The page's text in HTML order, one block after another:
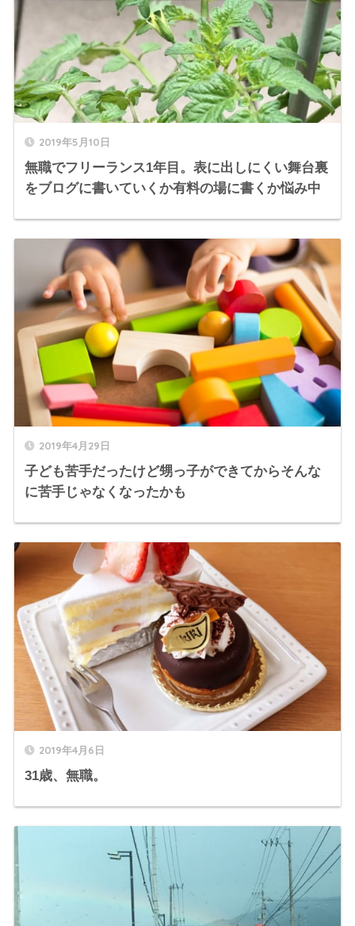
2019年5月10日
無職でフリーランス1年目。表に出しにくい舞台裏
をブログに書いていくか有料の場に書くか悩み中
2019年4月29日
子ども苦手だったけど甥っ子ができてからそんな
に苦手じゃなくなったかも
2019年4月6日
31歳、無職。